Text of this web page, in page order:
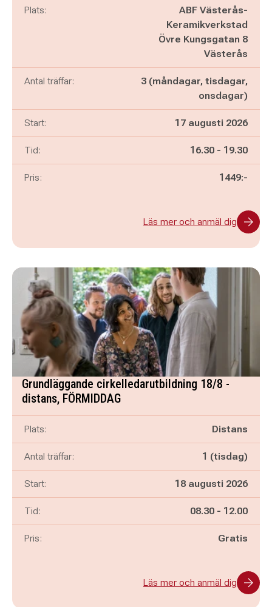
Plats:
ABF Västerås-
Keramikverkstad
Övre Kungsgatan 8
Västerås
Antal träffar:
3 (måndagar, tisdagar,
onsdagar)
Start: 17 augusti 2026
Tid: Pågår mellan
16.30 - och
19.30
Pris: 1449:-
Läs mer och anmäl dig
Grundläggande cirkelledarutbildning 18/8 -
distans, FÖRMIDDAG
Plats: Distans
Antal träffar: 1 (tisdag)
Start: 18 augusti 2026
Tid: Pågår mellan
08.30 - och
12.00
Pris: Gratis
Läs mer och anmäl dig